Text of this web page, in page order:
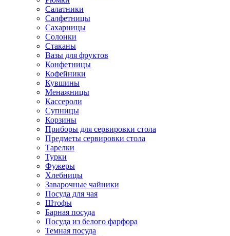
Салатники
Салфетницы
Сахарницы
Солонки
Стаканы
Вазы для фруктов
Конфетницы
Кофейники
Кувшины
Менажницы
Кассероли
Супницы
Корзины
Приборы для сервировки стола
Предметы сервировки стола
Тарелки
Турки
Фужеры
Хлебницы
Заварочные чайники
Посуда для чая
Штофы
Барная посуда
Посуда из белого фарфора
Темная посуда